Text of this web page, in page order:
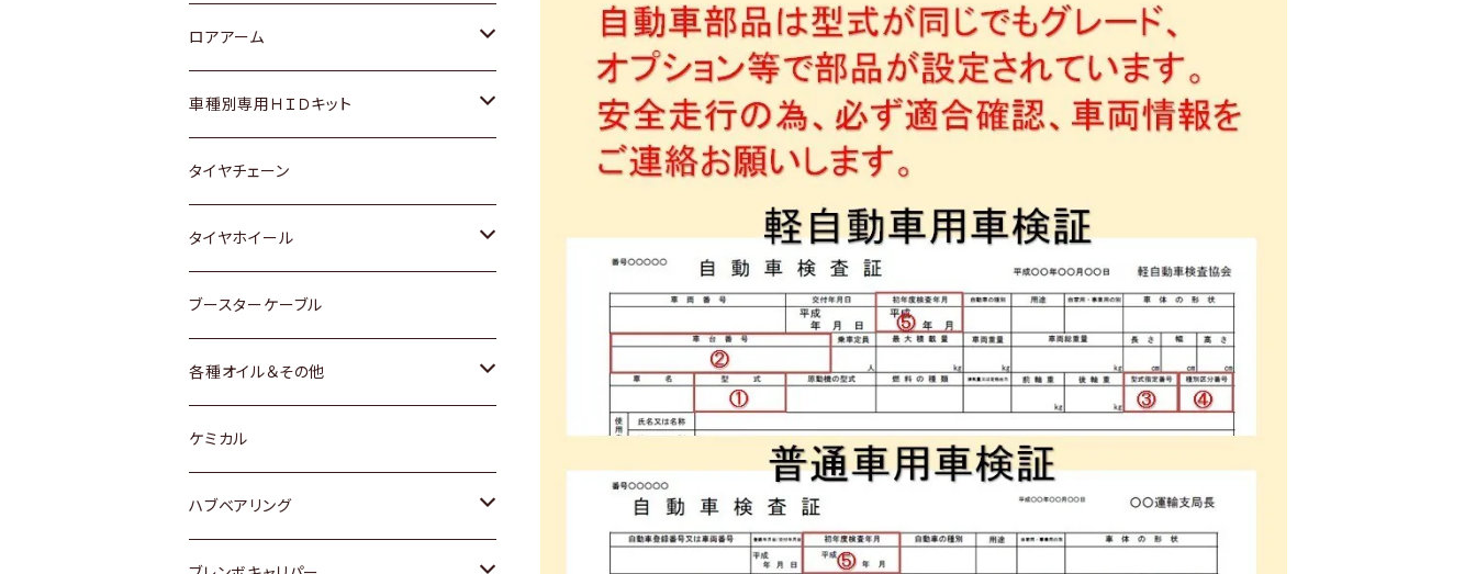
ダイハツ
マツダ
三菱
スバル
レクサス
日産
ダイハツ
マツダ
三菱
スバル
スズキ
日産
いすゞ
ダイハツ
マツダ
三菱
スバル
ホンダ
スズキ
日産
ダイハツ
スバル
トヨタ
ホンダ
スズキ
日産
ダイハツ
マツダ
ロアアーム
ホンダ
スズキ
日産
ダイハツ
マツダ
スバル
車種別専用ＨＩＤキット
トヨタ
マツダ
タイヤチェーン
タイヤホイール
トヨタ
ホンダ
スズキ
日産
ブースターケーブル
各種オイル＆その他
ディーデル洗浄添加剤
ケミカル
ハブベアリング